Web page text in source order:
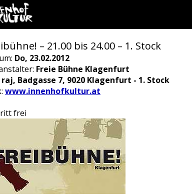
– 21.00 bis 24.00 – 1. Stock
Do, 23.02.2012
Freie Bühne Klagenfurt
raj, Badgasse 7, 9020 Klagenfurt - 1. Stock
www.innenhofkultur.at
frei